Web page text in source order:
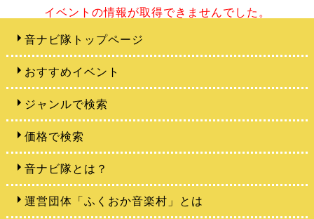
イベントの情報が取得できませんでした。
音ナビ隊トップページ
おすすめイベント
ジャンルで検索
価格で検索
音ナビ隊とは？
運営団体「ふくおか音楽村」とは